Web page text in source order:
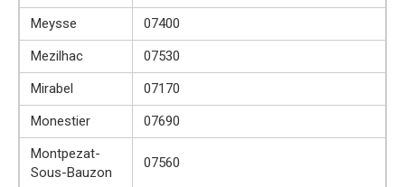
Meysse
07400
Mezilhac
07530
Mirabel
07170
Monestier
07690
Montpezat-
Sous-Bauzon
07560